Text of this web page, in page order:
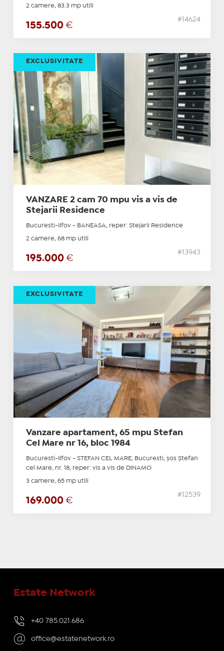
2 camere, 83.3 mp utili
155.500 €
#14624
VANZARE 2 cam 70 mpu vis a vis de
Stejarii Residence
Bucuresti-Ilfov - BANEASA, reper: Stejarii Residence
2 camere, 68 mp utili
195.000 €
#13943
EXCLUSIVITATE
Vanzare apartament, 65 mpu Stefan
Cel Mare nr 16, bloc 1984
Bucuresti-Ilfov - STEFAN CEL MARE, Bucuresti, șos Ştefan
cel Mare, nr. 18, reper: vis a vis de DINAMO
3 camere, 65 mp utili
169.000 €
#12539
EXCLUSIVITATE
Estate Network
+40 785.021.686
office@estatenetwork.ro